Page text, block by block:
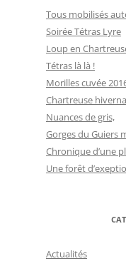
Tous mobilisés
Soirée Tétras Lyre
Loup en
Tétras là là !
Morilles cuvée
Chartreuse
Nuances de gris,
Gorges du Guiers
Chronique d’une
Une forêt
Actualités